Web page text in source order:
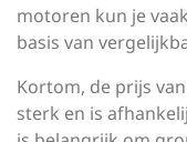
motoren kun je
basis van
Kortom, de prijs
sterk en is